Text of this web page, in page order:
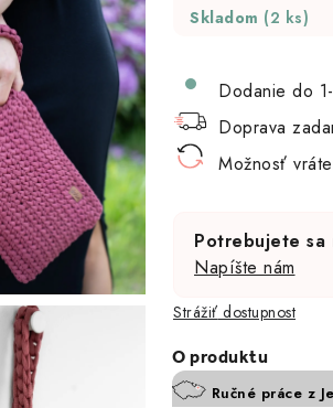
Skladom (2 ks)
Dodanie do
Doprava
Možnosť
Potrebujete sa
Napíšte nám
Strážiť
Ručné práce z